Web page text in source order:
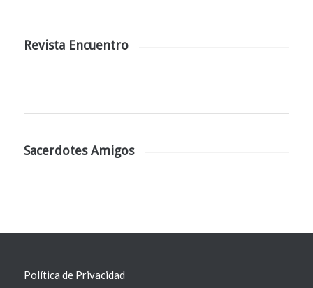
Revista Encuentro
Sacerdotes Amigos
Política de Privacidad